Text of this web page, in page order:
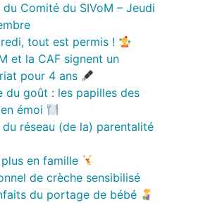
du Comité du SIVoM – Jeudi
tout est permis !
et la CAF signent un
pour 4 ans
du goût : les papilles des
émoi
du réseau (de la) parentalité
en famille
de crèche sensibilisé
du portage de bébé